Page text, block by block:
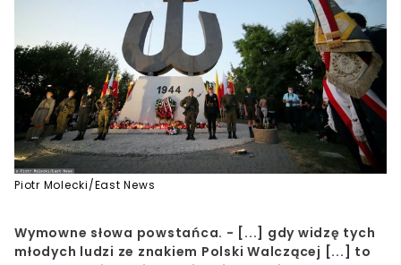
Piotr Molecki/East News
Wymowne słowa powstańca. - [...] gdy widzę tych
młodych ludzi ze znakiem Polski Walczącej [...] to